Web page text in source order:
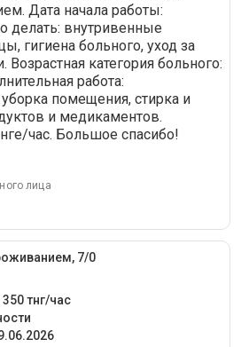
Дата начала работы:
делать: внутривенные
гигиена больного, уход за
категория больного:
работа:
помещения, стирка и
и медикаментов.
час. Большое спасибо!
лица
7/0
350 тнг/час